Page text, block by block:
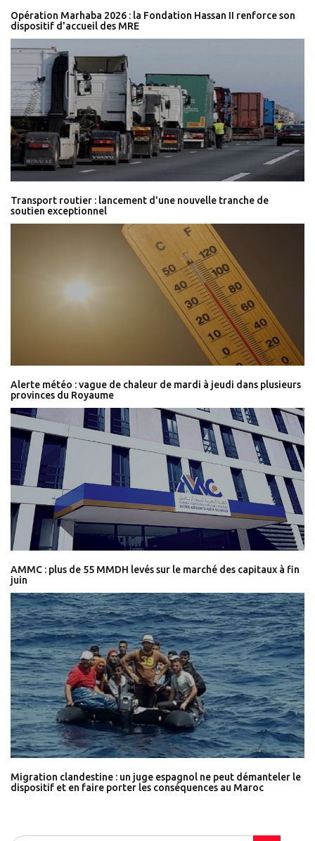
Opération Marhaba 2026 : la Fondation Hassan II renforce son
dispositif d'accueil des MRE
Transport routier : lancement d'une nouvelle tranche de
soutien exceptionnel
Alerte météo : vague de chaleur de mardi à jeudi dans plusieurs
provinces du Royaume
AMMC : plus de 55 MMDH levés sur le marché des capitaux à fin
juin
Migration clandestine : un juge espagnol ne peut démanteler le
dispositif et en faire porter les conséquences au Maroc